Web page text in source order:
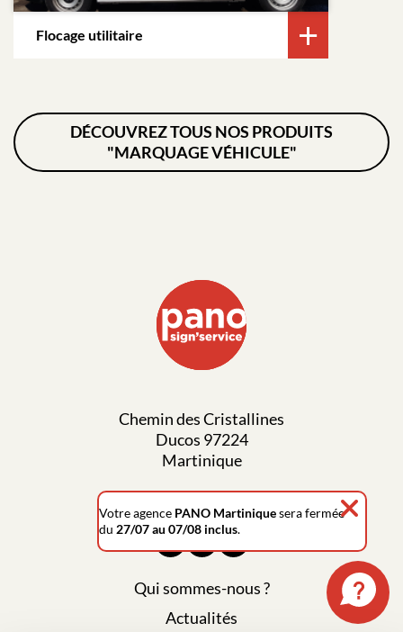
Flocage utilitaire
DÉCOUVREZ TOUS NOS PRODUITS
"MARQUAGE VÉHICULE"
Chemin des Cristallines
Ducos 97224
Martinique
0596 42 53 60
Qui sommes-nous ?
Actualités
Votre agence PANO Martiniquesera fermée
du 27/07 au 07/08 inclus.